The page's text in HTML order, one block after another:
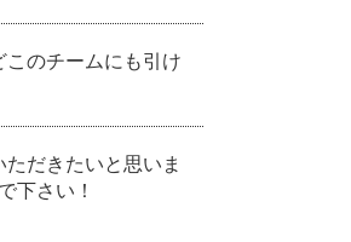
のチームにも引け
だきたいと思いま
下さい！